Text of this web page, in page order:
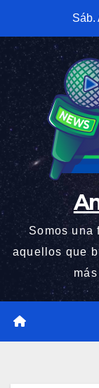
contenido
Sáb.
Somos una
aquellos que